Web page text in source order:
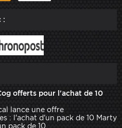
:
offerts pour l'achat de 10
lance une offre
: l'achat d'un pack de 10 Marty
de 10 ...